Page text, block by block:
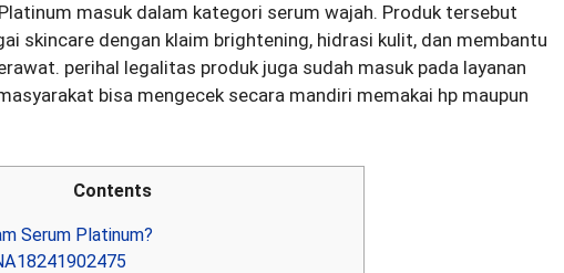
masuk dalam kategori serum wajah. Produk tersebut
skincare dengan klaim brightening, hidrasi kulit, dan membantu
perihal legalitas produk juga sudah masuk pada layanan
bisa mengecek secara mandiri memakai hp maupun
Contents
Serum Platinum?